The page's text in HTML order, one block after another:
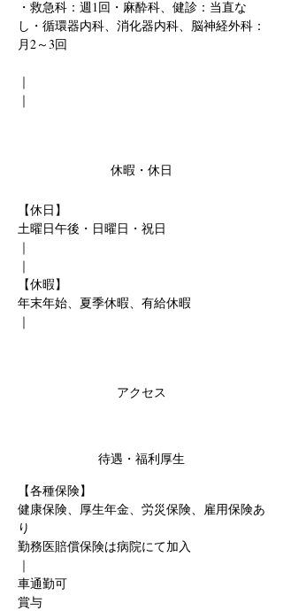
・救急科：週1回・麻酔科、健診：当直な
し・循環器内科、消化器内科、脳神経外科：
月2～3回
｜
｜
休暇・休日
【休日】
土曜日午後・日曜日・祝日
｜
｜
【休暇】
年末年始、夏季休暇、有給休暇
｜
アクセス
待遇・福利厚生
【各種保険】
健康保険、厚生年金、労災保険、雇用保険あ
り
勤務医賠償保険は病院にて加入
｜
車通勤可
賞与